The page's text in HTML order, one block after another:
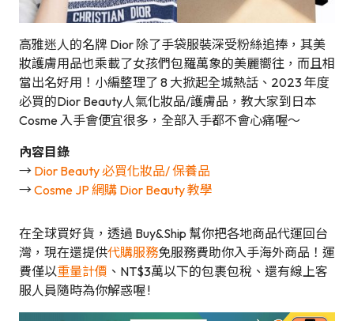
高雅迷人的名牌 Dior 除了手袋服裝深受粉絲追捧，其美
妝護膚用品也乘載了女孩們包羅萬象的美麗嚮往，而且相
當出名好用！小編整理了 8 大掀起全城熱話、2023 年度
必買的Dior Beauty人氣化妝品/護膚品，教大家到日本
Cosme 入手會便宜很多，全部入手都不會心痛喔～
內容目錄
→ Dior Beauty 必買化妝品/ 保養品
→Cosme JP 網購 Dior Beauty 教學
在全球買好貨，透過 Buy&Ship 幫你把各地商品代運回台
灣，現在還提供代購服務免服務費助你入手海外商品！運
費僅以重量計價 、NT$3萬以下的包裹包稅、還有線上客
服人員隨時為你解惑喔 !